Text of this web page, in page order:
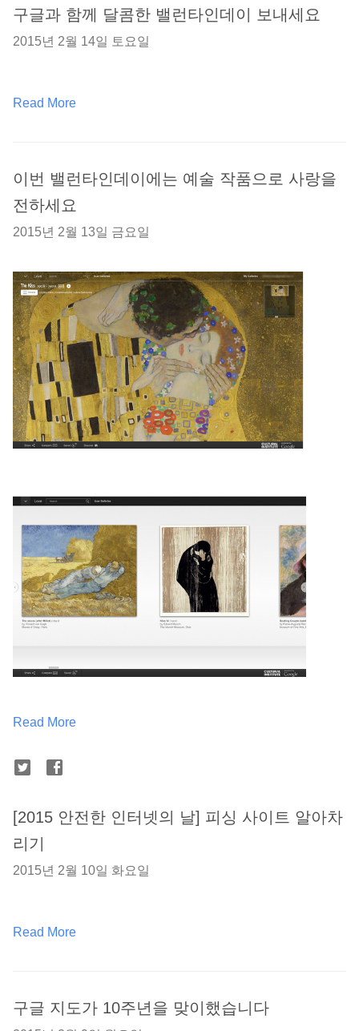
구글과 함께 달콤한 밸런타인데이 보내세요
2015년 2월 14일 토요일
Read More
이번 밸런타인데이에는 예술 작품으로 사랑을
전하세요
2015년 2월 13일 금요일
Read More
[2015 안전한 인터넷의 날] 피싱 사이트 알아차
리기
2015년 2월 10일 화요일
Read More
구글 지도가 10주년을 맞이했습니다